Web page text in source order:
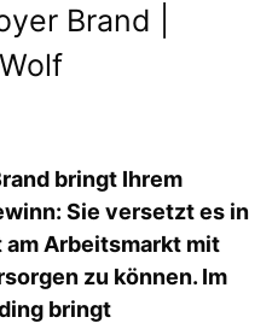
Brand |
bringt Ihrem
Sie versetzt es in
am Arbeitsmarkt mit
zu können. Im
bringt